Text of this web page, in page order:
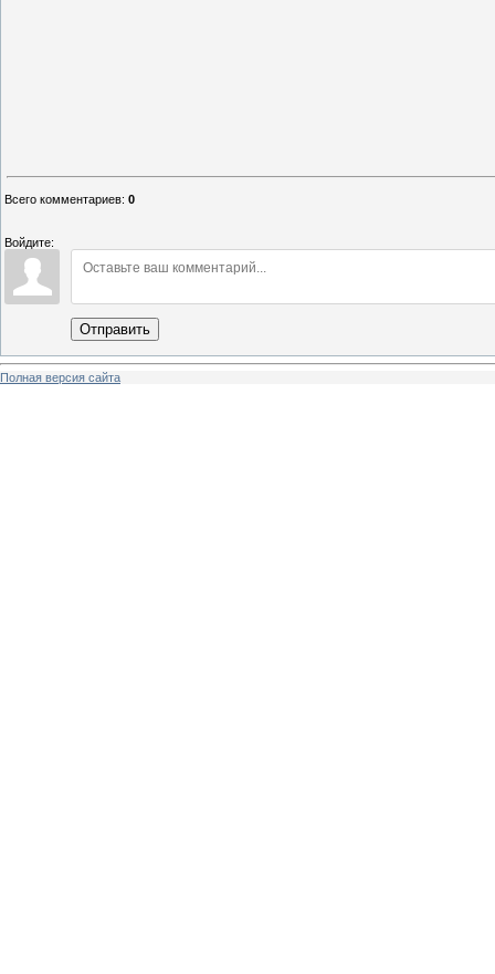
Всего комментариев: 0
Войдите:
Отправить
Полная версия сайта